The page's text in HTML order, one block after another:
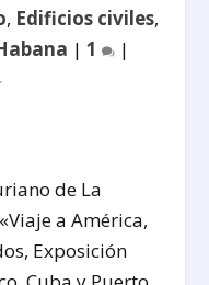
, Edificios civiles,
| 1 |
de La
a América,
Exposición